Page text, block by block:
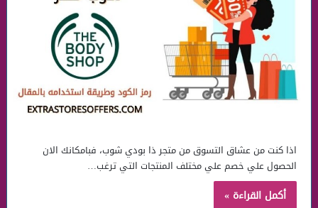
اذا كنت من عشاق التسوق من متجر ذا بودي شوب، فبامكانك الان
الحصول علي خصم علي مختلف المنتجات التي ترغب…
أكمل القراءة »